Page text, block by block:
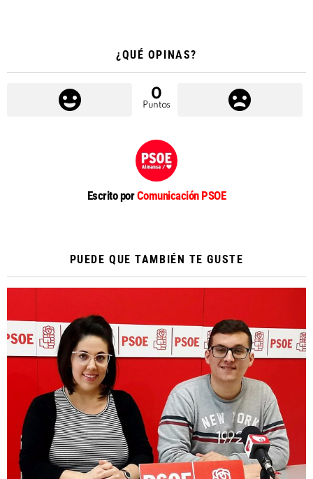
¿QUÉ OPINAS?
0
Puntos
Escrito porComunicación PSOE
PUEDE QUE TAMBIÉN TE GUSTE